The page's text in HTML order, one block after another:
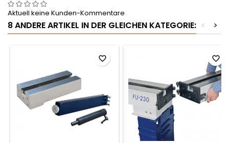
Aktuell keine Kunden-Kommentare
8 ANDERE ARTIKEL IN DER GLEICHEN KATEGORIE: >
<
favorite_border favorite_border